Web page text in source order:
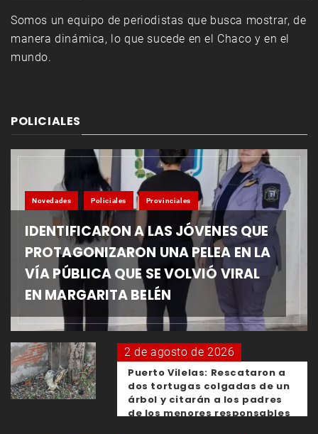
Somos un equipo de periodistas que busca mostrar, de
manera dinámica, lo que sucede en el Chaco y en el
mundo.
POLICIALES
Novedades Policiales Provinciales
IDENTIFICARON A LAS JÓVENES QUE
PROTAGONIZARON UNA PELEA EN LA
VÍA PÚBLICA QUE SE VOLVIÓ VIRAL
EN MARGARITA BELÉN
2 de agosto de 2026
Puerto Vilelas: Rescataron a
dos tortugas colgadas de un
árbol y citarán a los padres
de los menores responsables